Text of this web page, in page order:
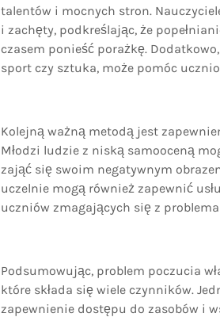
talentów i mocnych stron.
i zachęty, podkreślając, że
czasem ponieść porażkę.
sport czy sztuka, może pomóc
Kolejną ważną metodą jest
Młodzi ludzie z niską samooceną
zająć się swoim negatywnym
uczelnie mogą również zapewnić
uczniów zmagających się z
Podsumowując, problem poczucia
które składa się wiele czynników.
zapewnienie dostępu do zasobów i